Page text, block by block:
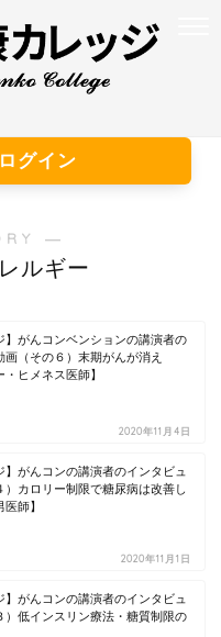
グイン
―
ルギー
】がんコンベンションの講演者の
画（その６）末期がんが消え
ヒメネス医師】
2020年11月4日
】がんコンの講演者のインタビュ
）カロリー制限で糖尿病は改善し
師】
2020年11月1日
】がんコンの講演者のインタビュ
）低インスリン療法・糖質制限の